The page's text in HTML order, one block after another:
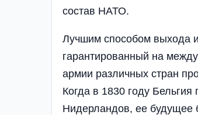
состав НАТО.
Лучшим способом выхода
гарантированный на
армии различных стран
Когда в 1830 году
Нидерландов, ее будущее